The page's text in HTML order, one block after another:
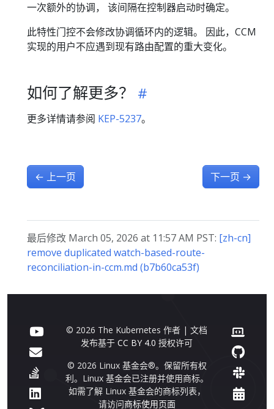
一次额外的协调， 该间隔在控制器启动时确定。
此特性门控不会修改协调循环内的逻辑。 因此，CCM
实现的用户不应遇到现有路由配置的重大变化。
如何了解更多？
更多详情请参阅 KEP-5237。
← 上一页 下一页 →
最后修改 March 05, 2026 at 11:57 AM PST: [zh-cn]
remove duplicated watch-based-route-
reconciliation-in-ccm.md (b7b60ca53f)
© 2026 The Kubernetes 作者 | 文档
发布基于CC BY 4.0 授权许可
© 2026 Linux 基金会®。保留所有权
利。Linux 基金会已注册并使用商标。
如需了解 Linux 基金会的商标列表，
请访问商标使用页面